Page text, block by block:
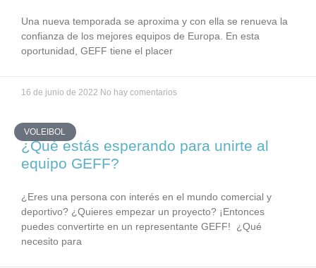
Una nueva temporada se aproxima y con ella se renueva la
confianza de los mejores equipos de Europa. En esta
oportunidad, GEFF tiene el placer
16 de junio de 2022 No hay comentarios
VOLEIBOL
¿Qué estás esperando para unirte al
equipo GEFF?
¿Eres una persona con interés en el mundo comercial y
deportivo? ¿Quieres empezar un proyecto? ¡Entonces
puedes convertirte en un representante GEFF! ¿Qué
necesito para